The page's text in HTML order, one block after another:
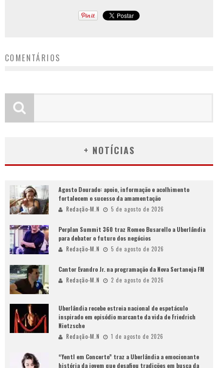
COMENTÁRIOS
+ NOTÍCIAS
Agosto Dourado: apoio, informação e acolhimento
fortalecem o sucesso da amamentação
Redação-M.N 5 de agosto de 2026
Perplan Summit 360 traz Romeo Busarello a Uberlândia
para debater o futuro dos negócios
Redação-M.N 5 de agosto de 2026
Cantor Evandro Jr. na programação da Nova Sertaneja FM
Redação-M.N 2 de agosto de 2026
Uberlândia recebe estreia nacional de espetáculo
inspirado em episódio marcante da vida de Friedrich
Nietzsche
Redação-M.N 1 de agosto de 2026
“Yentl em Concerto” traz a Uberlândia a emocionante
história da jovem que desafiou tradições em busca da